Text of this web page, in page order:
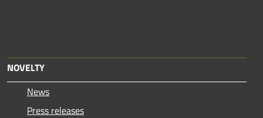
NOVELTY
News
Press releases